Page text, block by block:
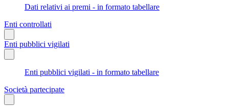
Dati relativi ai premi - in formato tabellare
Enti controllati
Enti pubblici vigilati
Enti pubblici vigilati - in formato tabellare
Società partecipate